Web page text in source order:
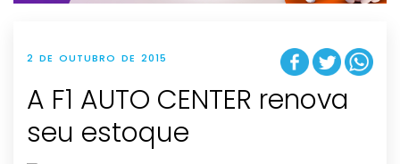
2 DE OUTUBRO DE 2015
A F1 AUTO CENTER renova
seu estoque